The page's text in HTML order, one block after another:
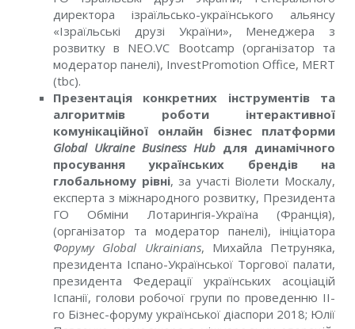
директора ізраїльсько-українського альянсу
«Ізраїльські друзі України», Менеджера з
розвитку в NEO.VC Bootcamp (організатор та
модератор панелі), InvestPromotion Office, MERT
(tbc).
Презентація конкретних інструментів та
алгоритмів роботи інтерактивної
комунікаційної онлайн бізнес платформи
Global Ukraine Business Hub для динамічного
просування українських брендів на
глобальному рівні, за участі Віолети Москалу,
експерта з міжнародного розвитку, Президента
ГО Обміни Лотарингія-Україна (Франція),
(організатор тa модератор панелі), ініціатора
Форуму Global Ukrainians, Михайла Петруняка,
президента Іспано-Української Торгової палати,
президента Федерації українських асоціацій
Іспанії, голови робочої групи по проведенню ІІ-
го Бізнес-форуму української діаспори 2018; Юлії